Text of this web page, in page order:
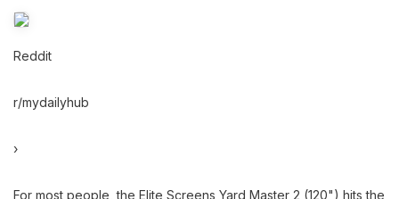
Reddit
r/mydailyhub
›
For most people, the Elite Screens Yard Master 2 (120") hits the